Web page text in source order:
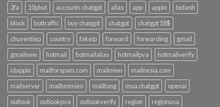
2fa 10phut accounts chatgpt alias app apple
bidanh
block
bottraffic buy chatgpt chatgpt
chatgpt 18$
chuyentiep
country fakeip forward forwarding
gmail
gmailnew
hotmail hotmailalias hotmailpva
hotmailverify
idapple
mailforspam.com mailmien
mailnesia.com
mailserver
mailtenmien mailtong mua chatgpt
openai
outlook
outlookpva outlookverify region
regionusa